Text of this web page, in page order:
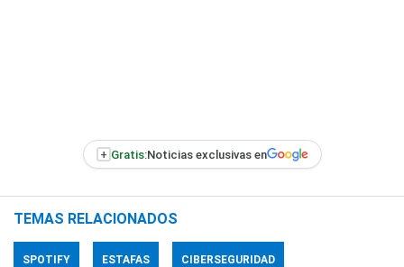
+ Gratis:Noticias exclusivas en
TEMAS RELACIONADOS
SPOTIFY ESTAFAS CIBERSEGURIDAD